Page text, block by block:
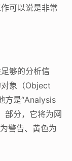
可以说是非常
够的分析信
象（Object
方是“Analysis
部分，它将为网
警告、黄色为